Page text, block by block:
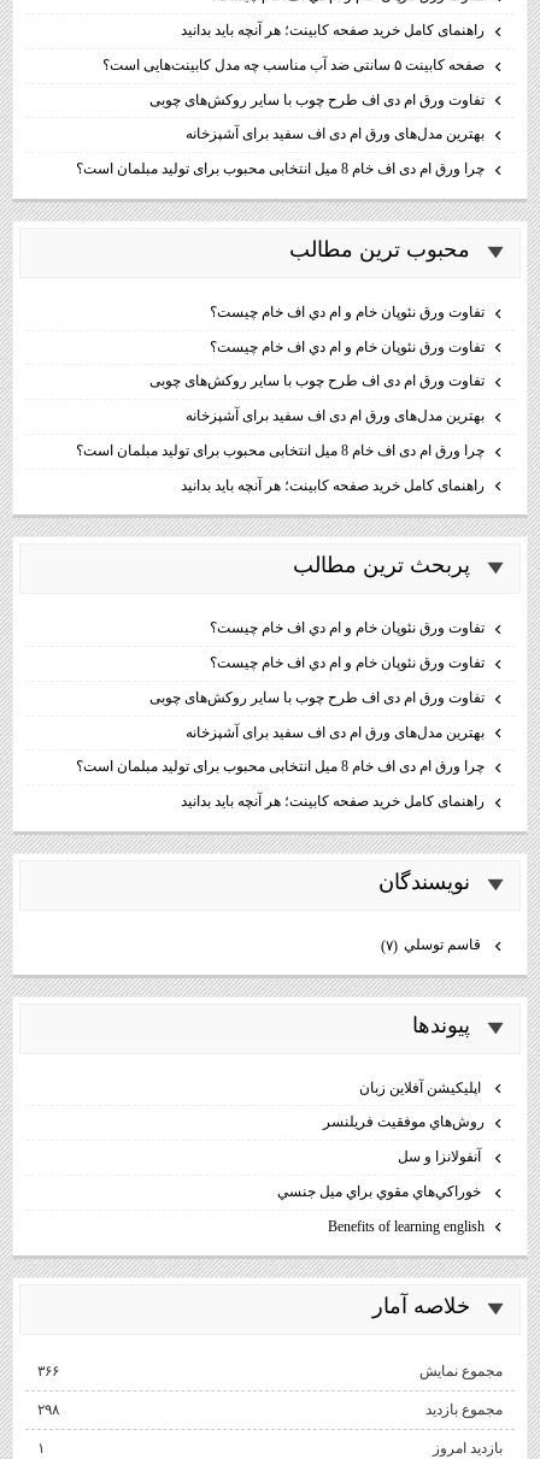
راهنمای کامل خرید صفحه کابینت؛ هر آنچه باید بدانید
صفحه کابینت ۵ سانتی ضد آب مناسب چه مدل کابینت‌هایی است؟
تفاوت ورق ام دی اف طرح چوب با سایر روکش‌های چوبی
بهترین مدل‌های ورق ام دی اف سفید برای آشپزخانه
چرا ورق ام دی اف خام 8 میل انتخابی محبوب برای تولید مبلمان است؟
محبوب ترين مطالب
تفاوت ورق نئوپان خام و ام دي اف خام چيست؟
تفاوت ورق نئوپان خام و ام دي اف خام چيست؟
تفاوت ورق ام دی اف طرح چوب با سایر روکش‌های چوبی
بهترین مدل‌های ورق ام دی اف سفید برای آشپزخانه
چرا ورق ام دی اف خام 8 میل انتخابی محبوب برای تولید مبلمان است؟
راهنمای کامل خرید صفحه کابینت؛ هر آنچه باید بدانید
پربحث ترين مطالب
تفاوت ورق نئوپان خام و ام دي اف خام چيست؟
تفاوت ورق نئوپان خام و ام دي اف خام چيست؟
تفاوت ورق ام دی اف طرح چوب با سایر روکش‌های چوبی
بهترین مدل‌های ورق ام دی اف سفید برای آشپزخانه
چرا ورق ام دی اف خام 8 میل انتخابی محبوب برای تولید مبلمان است؟
راهنمای کامل خرید صفحه کابینت؛ هر آنچه باید بدانید
نويسندگان
قاسم توسلي (۷)
پيوندها
اپليكيشن آفلاين زبان
روش‌هاي موفقيت فريلنسر
آنفولانزا و سل
خوراكي‌هاي مقوي براي ميل جنسي
Benefits of learning english
خلاصه آمار
مجموع نمایش‌ ۳۶۶
مجموع بازدید ۲۹۸
بازدید امروز ۱